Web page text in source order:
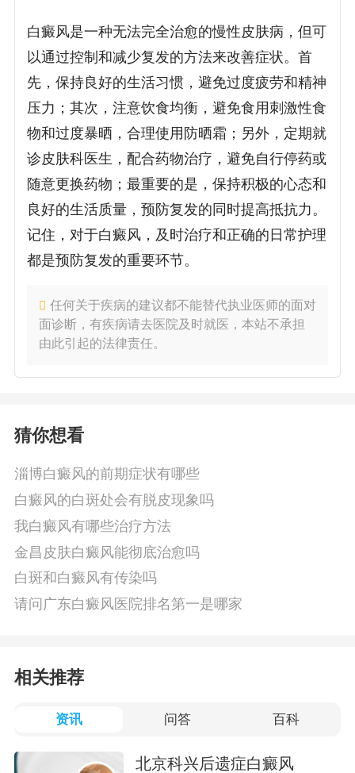
白癜风是一种无法完全治愈的慢性皮肤病，但可
以通过控制和减少复发的方法来改善症状。首
先，保持良好的生活习惯，避免过度疲劳和精神
压力；其次，注意饮食均衡，避免食用刺激性食
物和过度暴晒，合理使用防晒霜；另外，定期就
诊皮肤科医生，配合药物治疗，避免自行停药或
随意更换药物；最重要的是，保持积极的心态和
良好的生活质量，预防复发的同时提高抵抗力。
记住，对于白癜风，及时治疗和正确的日常护理
都是预防复发的重要环节。
任何关于疾病的建议都不能替代执业医师的面对
面诊断，有疾病请去医院及时就医，本站不承担
由此引起的法律责任。
猜你想看
淄博白癜风的前期症状有哪些
白癜风的白斑处会有脱皮现象吗
我白癜风有哪些治疗方法
金昌皮肤白癜风能彻底治愈吗
白斑和白癜风有传染吗
请问广东白癜风医院排名第一是哪家
相关推荐
资讯 问答 百科
北京科兴后遗症白癜风